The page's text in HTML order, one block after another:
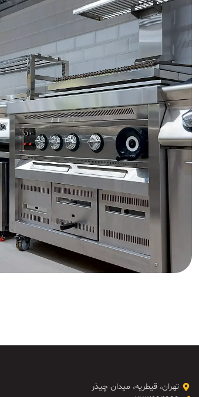
تهران، قیطریه، میدان چیذر